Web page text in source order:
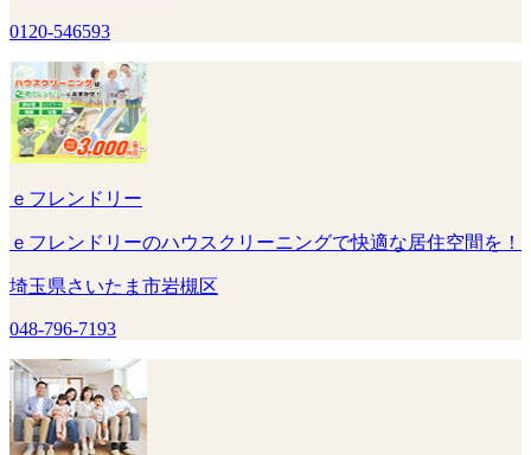
0120-546593
ｅフレンドリー
ｅフレンドリーのハウスクリーニングで快適な居住空間を！
埼玉県さいたま市岩槻区
048-796-7193